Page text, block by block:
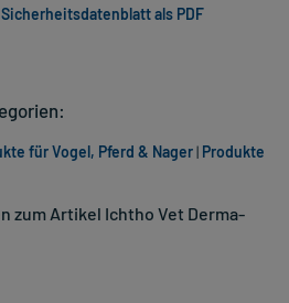
Sicherheitsdatenblatt als PDF
zum Artikel Ichtho Vet Derma-
für Vogel, Pferd & Nager| Produkte